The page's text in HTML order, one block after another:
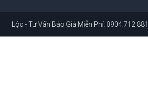
Vấn Báo Giá Miễn Phí: 0904.712.881. Website: